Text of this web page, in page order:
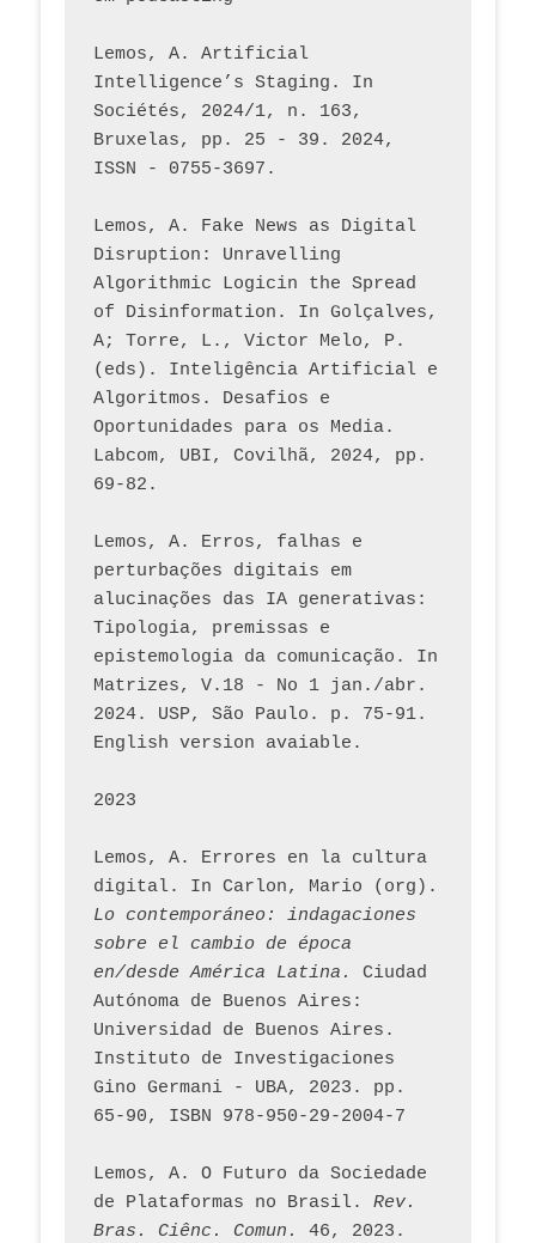
Lemos, A. Artificial
Intelligence’s Staging. In
Sociétés, 2024/1, n. 163,
Bruxelas, pp. 25 - 39. 2024,
ISSN - 0755-3697.
Lemos, A. Fake News as Digital
Disruption: Unravelling
Algorithmic Logicin the Spread
of Disinformation. In Golçalves,
A; Torre, L., Victor Melo, P.
(eds). Inteligência Artificial e
Algoritmos. Desafios e
Oportunidades para os Media.
Labcom, UBI, Covilhã, 2024, pp.
69-82.
Lemos, A. Erros, falhas e
perturbações digitais em
alucinações das IA generativas:
Tipologia, premissas e
epistemologia da comunicação. In
Matrizes, V.18 - No 1 jan./abr.
2024. USP, São Paulo. p. 75-91.
English version avaiable.
2023
Lemos, A. Errores en la cultura
Lo contemporáneo: indagaciones
sobre el cambio de época
en/desde América Latina.
Ciudad
Autónoma de Buenos Aires:
Universidad de Buenos Aires.
Instituto de Investigaciones
Gino Germani - UBA, 2023. pp.
65-90, ISBN 978-950-29-2004-7
Lemos, A. O Futuro da Sociedade
de Plataformas no Brasil. Rev.
Bras. Ciênc. Comun.